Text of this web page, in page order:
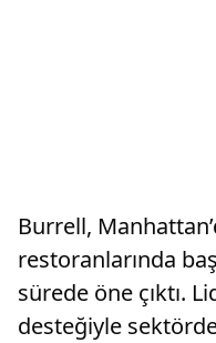
Burrell,
restoranlarında
sürede öne çıktı.
desteğiyle